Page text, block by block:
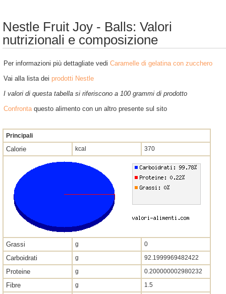
Nestle Fruit Joy - Balls: Valori
nutrizionali e composizione
Per informazioni più dettagliate vedi Caramelle di gelatina con zucchero
Vai alla lista dei prodotti Nestle
I valori di questa tabella si riferiscono a 100 grammi di prodotto
Confrontaquesto alimento con un altro presente sul sito
Principali
Calorie kcal 370
Grassi g 0
Carboidrati g 92.1999969482422
Proteine g 0.200000002980232
Fibre g 1.5